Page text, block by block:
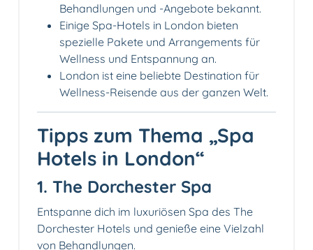
Behandlungen und -Angebote bekannt.
Einige Spa-Hotels in London bieten
spezielle Pakete und Arrangements für
Wellness und Entspannung an.
London ist eine beliebte Destination für
Wellness-Reisende aus der ganzen Welt.
Tipps zum Thema „Spa
Hotels in London“
1. The Dorchester Spa
Entspanne dich im luxuriösen Spa des The
Dorchester Hotels und genieße eine Vielzahl
von Behandlungen.